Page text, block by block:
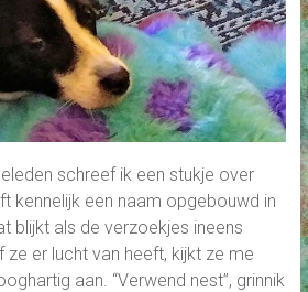
schreef ik een stukje over
kennelijk een naam opgebouwd in
blijkt als de verzoekjes ineens
ze er lucht van heeft, kijkt ze me
aan. “Verwend nest”, grinnik